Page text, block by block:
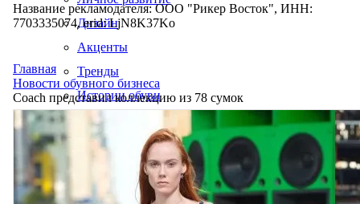
Дизайн
Акценты
Тренды
Истории обуви
Производство
Название рекламодателя: ООО "Рикер Восток", ИНН:
7703335074, erid: LjN8K37Ko
Главная
Новости обувного бизнеса
Coach представил коллекцию из 78 сумок